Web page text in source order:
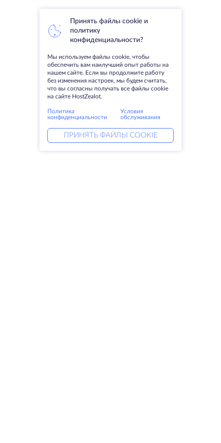
Принять файлы cookie и
политику
конфиденциальности?
Мы используем файлы cookie, чтобы
обеспечить вам наилучший опыт работы на
нашем сайте. Если вы продолжите работу
без изменения настроек, мы будем считать,
что вы согласны получать все файлы cookie
на сайте HostZealot.
Политика
конфиденциальности
Условия
обслуживания
ПРИНЯТЬ ФАЙЛЫ COOKIE